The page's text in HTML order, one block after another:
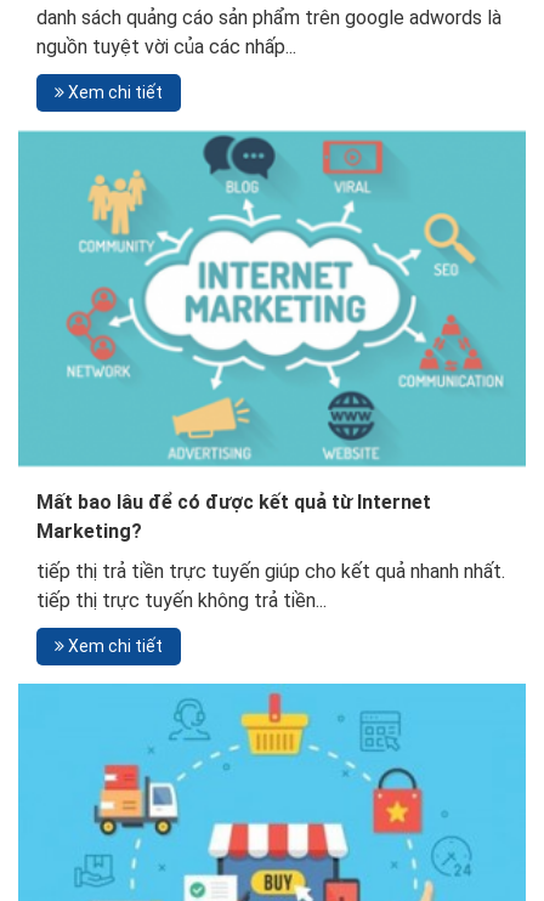
danh sách quảng cáo sản phẩm trên google adwords là
nguồn tuyệt vời của các nhấp...
Xem chi tiết
Mất bao lâu để có được kết quả từ Internet
Marketing?
tiếp thị trả tiền trực tuyến giúp cho kết quả nhanh nhất.
tiếp thị trực tuyến không trả tiền...
Xem chi tiết